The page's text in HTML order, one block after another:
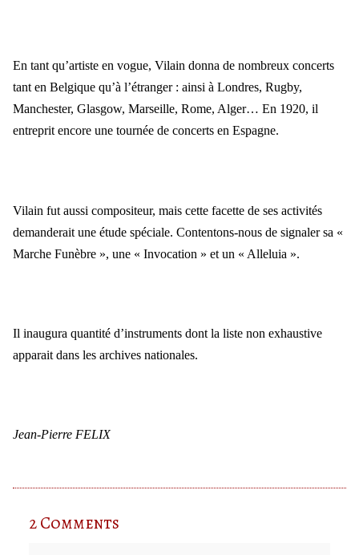
En tant qu’artiste en vogue, Vilain donna de nombreux concerts
tant en Belgique qu’à l’étranger : ainsi à Londres, Rugby,
Manchester, Glasgow, Marseille, Rome, Alger… En 1920, il
entreprit encore une tournée de concerts en Espagne.
Vilain fut aussi compositeur, mais cette facette de ses activités
demanderait une étude spéciale. Contentons-nous de signaler sa «
Marche Funèbre », une « Invocation » et un « Alleluia ».
Il inaugura quantité d’instruments dont la liste non exhaustive
apparait dans les archives nationales.
Jean-Pierre FELIX
2 Comments